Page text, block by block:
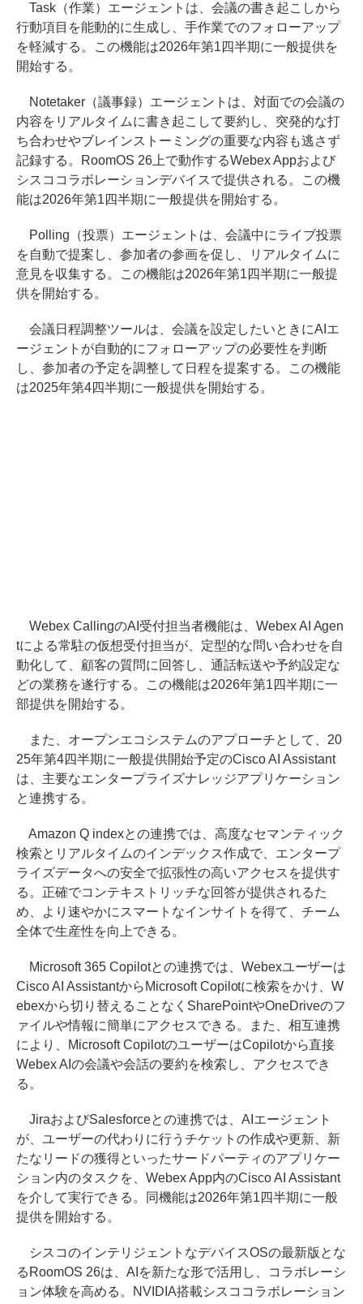
Task（作業）エージェントは、会議の書き起こしから
行動項目を能動的に生成し、手作業でのフォローアップ
を軽減する。この機能は2026年第1四半期に一般提供を
開始する。
Notetaker（議事録）エージェントは、対面での会議の
内容をリアルタイムに書き起こして要約し、突発的な打
ち合わせやブレインストーミングの重要な内容も逃さず
記録する。RoomOS 26上で動作するWebex Appおよび
シスココラボレーションデバイスで提供される。この機
能は2026年第1四半期に一般提供を開始する。
Polling（投票）エージェントは、会議中にライブ投票
を自動で提案し、参加者の参画を促し、リアルタイムに
意見を収集する。この機能は2026年第1四半期に一般提
供を開始する。
会議日程調整ツールは、会議を設定したいときにAIエ
ージェントが自動的にフォローアップの必要性を判断
し、参加者の予定を調整して日程を提案する。この機能
は2025年第4四半期に一般提供を開始する。
Webex CallingのAI受付担当者機能は、Webex AI Agen
tによる常駐の仮想受付担当が、定型的な問い合わせを自
動化して、顧客の質問に回答し、通話転送や予約設定な
どの業務を遂行する。この機能は2026年第1四半期に一
部提供を開始する。
また、オープンエコシステムのアプローチとして、20
25年第4四半期に一般提供開始予定のCisco AI Assistant
は、主要なエンタープライズナレッジアプリケーション
と連携する。
Amazon Q indexとの連携では、高度なセマンティック
検索とリアルタイムのインデックス作成で、エンタープ
ライズデータへの安全で拡張性の高いアクセスを提供す
る。正確でコンテキストリッチな回答が提供されるた
め、より速やかにスマートなインサイトを得て、チーム
全体で生産性を向上できる。
Microsoft 365 Copilotとの連携では、Webexユーザーは
Cisco AI AssistantからMicrosoft Copilotに検索をかけ、W
ebexから切り替えることなくSharePointやOneDriveのフ
ァイルや情報に簡単にアクセスできる。また、相互連携
により、Microsoft CopilotのユーザーはCopilotから直接
Webex AIの会議や会話の要約を検索し、アクセスでき
る。
JiraおよびSalesforceとの連携では、AIエージェント
が、ユーザーの代わりに行うチケットの作成や更新、新
たなリードの獲得といったサードパーティのアプリケー
ション内のタスクを、Webex App内のCisco AI Assistant
を介して実行できる。同機能は2026年第1四半期に一般
提供を開始する。
シスコのインテリジェントなデバイスOSの最新版とな
るRoomOS 26は、AIを新たな形で活用し、コラボレーシ
ョン体験を高める。NVIDIA搭載シスココラボレーション